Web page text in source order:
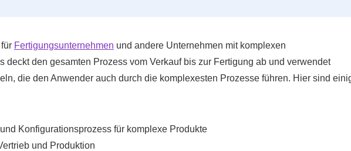
Fertigungsunternehmen und andere Unternehmen mit komplexen
deckt den gesamten Prozess vom Verkauf bis zur Fertigung ab und verwendet
die den Anwender auch durch die komplexesten Prozesse führen. Hier sind
Konfigurationsprozess für komplexe Produkte
und Produktion